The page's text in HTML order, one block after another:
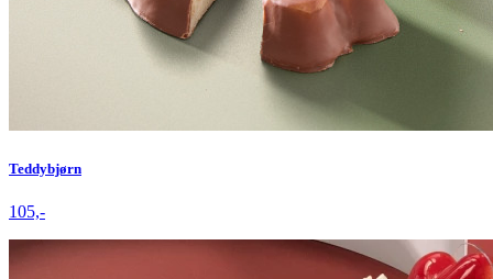
Teddybjørn
105,-